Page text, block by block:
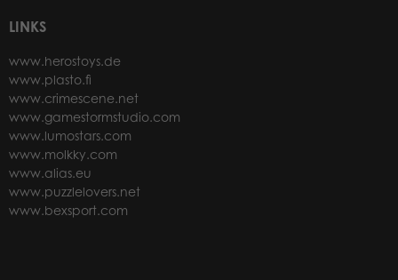
LINKS
www.herostoys.de
www.plasto.fi
www.crimescene.net
www.gamestormstudio.com
www.lumostars.com
www.molkky.com
www.alias.eu
www.puzzlelovers.net
www.bexsport.com